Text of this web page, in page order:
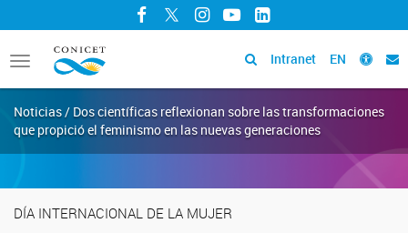
Facebook
TwitterInstagram
YouTubeLinkedIn
Toggle
navigation
Intranet EN
Noticias / Dos científicas reflexionan sobre las transformaciones
que propició el feminismo en las nuevas generaciones
DÍA INTERNACIONAL DE LA MUJER